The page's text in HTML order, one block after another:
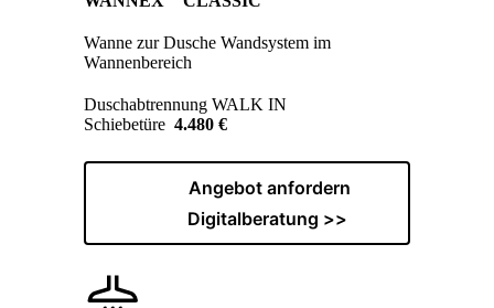
Wanne zur Dusche Wandsystem im
Wannenbereich
Duschabtrennung WALK IN
Schiebetüre4.480 €
Angebot anfordern
Digitalberatung >>